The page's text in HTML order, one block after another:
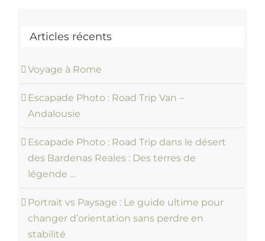
Articles récents
Voyage à Rome
Escapade Photo : Road Trip Van –
Andalousie
Escapade Photo : Road Trip dans le désert
des Bardenas Reales : Des terres de
légende …
Portrait vs Paysage : Le guide ultime pour
changer d’orientation sans perdre en
stabilité